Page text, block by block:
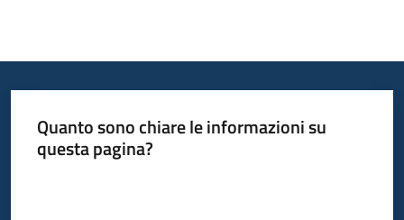
Quanto sono chiare le informazioni su
questa pagina?